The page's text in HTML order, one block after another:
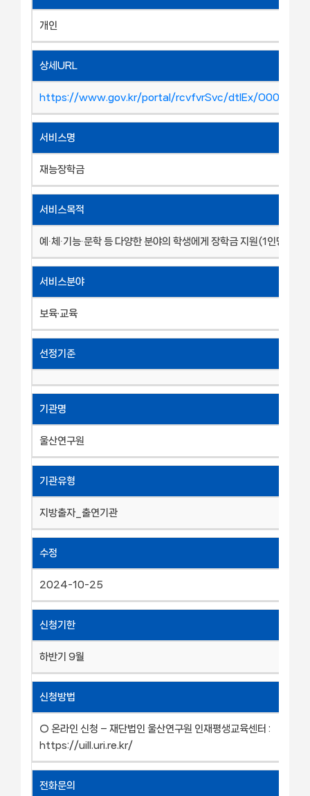
개인
상세URL
https://www.gov.kr/portal/rcvfvrSvc/dtlEx/
서비스명
재능장학금
서비스목적
예∙체∙기능∙문학 등 다양한 분야의 학생에게 장학금 지원(1인당 1백
서비스분야
보육·교육
선정기준
기관명
울산연구원
기관유형
지방출자_출연기관
수정
2024-10-25
신청기한
하반기 9월
신청방법
○ 온라인 신청 – 재단법인 울산연구원 인재평생교육센터 :
https://uill.uri.re.kr/
전화문의